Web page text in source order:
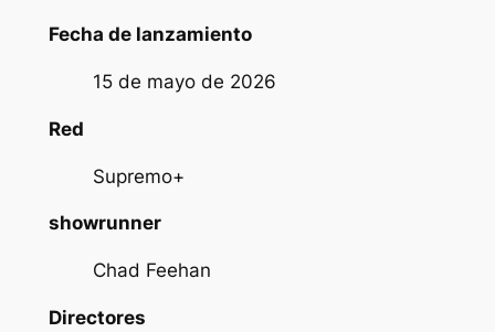
Fecha de lanzamiento
15 de mayo de 2026
Red
Supremo+
showrunner
Chad Feehan
Directores